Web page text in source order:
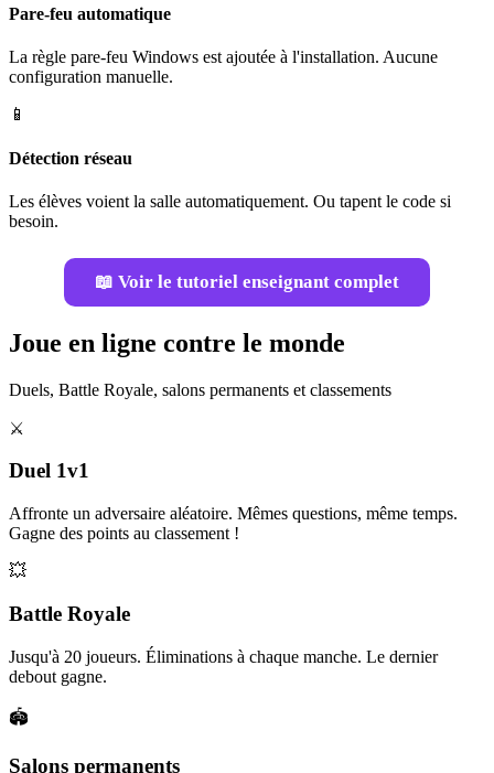
Pare-feu automatique
La règle pare-feu Windows est ajoutée à l'installation. Aucune
configuration manuelle.
📱
Détection réseau
Les élèves voient la salle automatiquement. Ou tapent le code si
besoin.
📖 Voir le tutoriel enseignant complet
Joue en ligne contre le monde
Duels, Battle Royale, salons permanents et classements
⚔️
Duel 1v1
Affronte un adversaire aléatoire. Mêmes questions, même temps.
Gagne des points au classement !
💥
Battle Royale
Jusqu'à 20 joueurs. Éliminations à chaque manche. Le dernier
debout gagne.
🏟️
Salons permanents